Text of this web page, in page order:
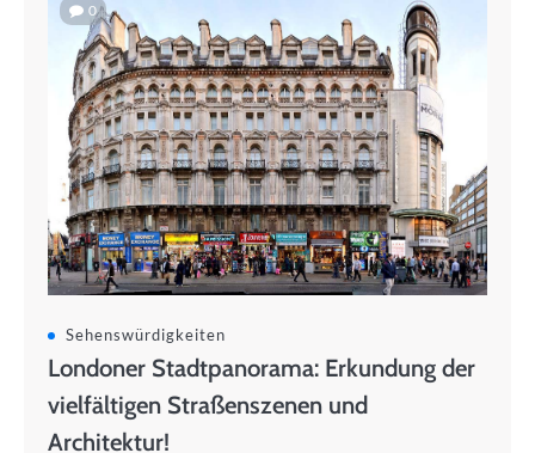
0
Sehenswürdigkeiten
Londoner Stadtpanorama: Erkundung der
vielfältigen Straßenszenen und
Architektur!